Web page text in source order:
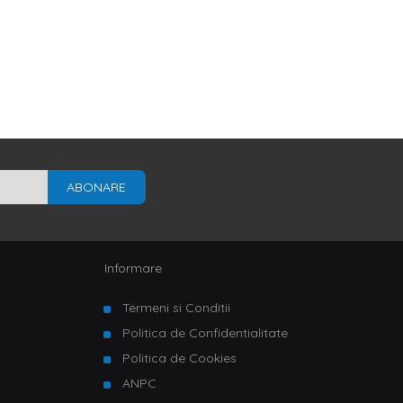
ABONARE
Informare
Termeni si Conditii
Politica de Confidentialitate
Politica de Cookies
ANPC